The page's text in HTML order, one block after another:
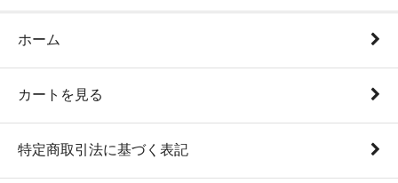
ホーム
カートを見る
特定商取引法に基づく表記